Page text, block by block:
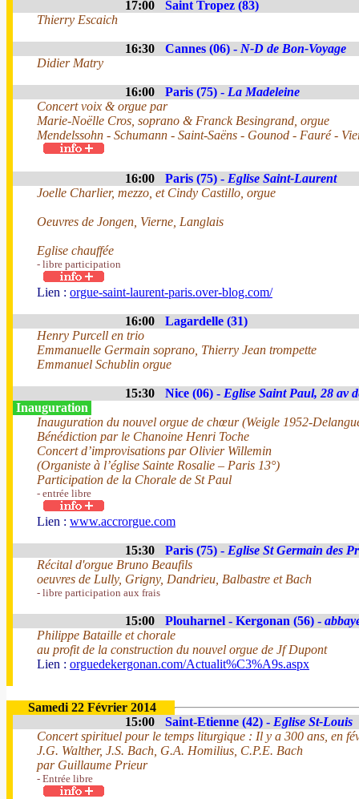
17:00
Saint Tropez (83)
Thierry Escaich
16:30 Cannes (06) - N-D de Bon-Voyage
Didier Matry
16:00 Paris (75) - La Madeleine
Concert voix & orgue par
Marie-Noëlle Cros, soprano & Franck Besingrand, orgue
Mendelssohn - Schumann - Saint-Saëns - Gounod - Fauré -
16:00 Paris (75) - Eglise Saint-Laurent
Joelle Charlier, mezzo, et Cindy Castillo, orgue
Oeuvres de Jongen, Vierne, Langlais
Eglise chauffée
- libre participation
Lien : orgue-saint-laurent-paris.over-blog.com/
16:00
Lagardelle (31)
Henry Purcell en trio
Emmanuelle Germain soprano, Thierry Jean trompette
Emmanuel Schublin orgue
15:30 Nice (06) - Eglise Saint Paul, 28 av
Inauguration
Inauguration du nouvel orgue de chœur (Weigle 1952-
Bénédiction par le Chanoine Henri Toche
Concert d’improvisations par Olivier Willemin
(Organiste à l’église Sainte Rosalie – Paris 13°)
Participation de la Chorale de St Paul
- entrée libre
Lien : www.accrorgue.com
15:30 Paris (75) - Eglise St Germain des
Récital d'orgue Bruno Beaufils
oeuvres de Lully, Grigny, Dandrieu, Balbastre et Bach
- libre participation aux frais
15:00 Plouharnel - Kergonan (56) -
Philippe Bataille et chorale
au profit de la construction du nouvel orgue de Jf Dupont
Lien : orguedekergonan.com/Actualit%C3%A9s.aspx
Samedi 22 Février 2014
15:00
Saint-Etienne (42) - Eglise St-Louis
Concert spirituel pour le temps liturgique : Il y a 300 ans, en
J.G. Walther, J.S. Bach, G.A. Homilius, C.P.E. Bach
par Guillaume Prieur
- Entrée libre